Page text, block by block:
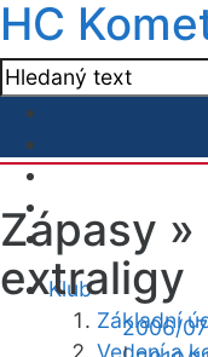
HC
Klub
Základní
Vedení a
Zápasy »
extraligy
2006/07